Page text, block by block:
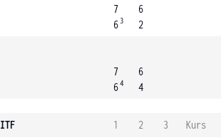
7
6 3
6
2
7
64
6
4
1 2 3
Kurs